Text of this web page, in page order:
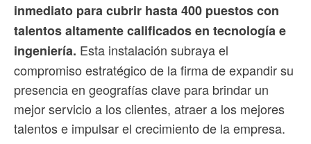
inmediato para cubrir hasta 400 puestos con
talentos altamente calificados en tecnología e
ingeniería. Esta instalación subraya el
compromiso estratégico de la firma de expandir su
presencia en geografías clave para brindar un
mejor servicio a los clientes, atraer a los mejores
talentos e impulsar el crecimiento de la empresa.